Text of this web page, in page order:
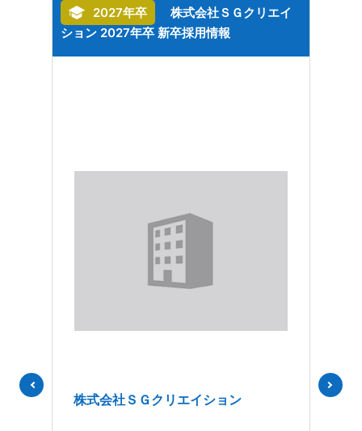
2027年卒
株式会社ＳＧクリエイ
ション 2027年卒 新卒採用情報
株式会社ＳＧクリエイション